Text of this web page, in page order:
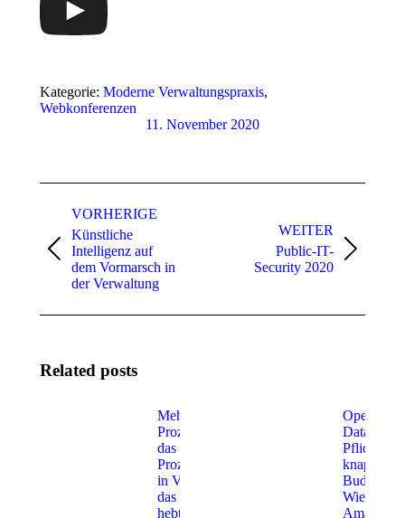
Kategorie: Moderne Verwaltungspraxis,
Webkonferenzen
11. November 2020
VORHERIGE
Vorheriger
Beitrag:
Künstliche
Intelligenz auf
dem Vormarsch in
der Verwaltung
WEITER
Nächster
Beitrag:
Public-IT-
Security 2020
Related posts
Mehr Wirkung mit
Prozessen: Wie KI
das
Prozessmanagement
in Verwaltungen auf
das nächste Level
hebt
Open-
Data-
Pflicht,
knappes
Budget:
Wie
Amazon